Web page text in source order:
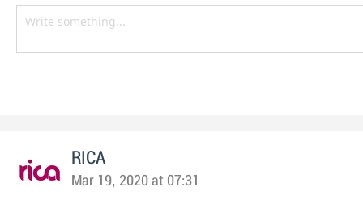
RICA
Mar 19, 2020 at 07:31